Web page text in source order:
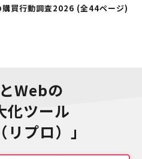
買行動調査2026 (全44ページ)
Webの
化ツール
リプロ）」